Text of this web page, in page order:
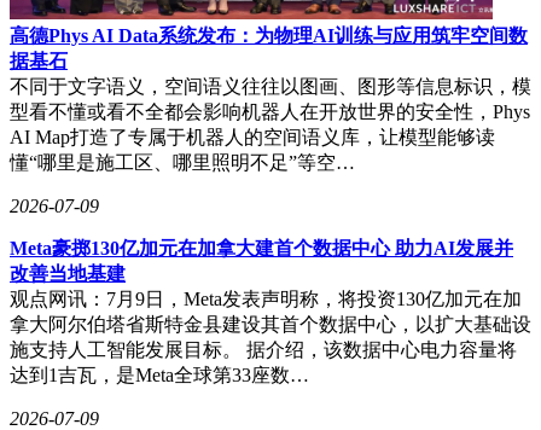
高德Phys AI Data系统发布：为物理AI训练与应用筑牢空间数
据基石
不同于文字语义，空间语义往往以图画、图形等信息标识，模
型看不懂或看不全都会影响机器人在开放世界的安全性，Phys
AI Map打造了专属于机器人的空间语义库，让模型能够读
懂“哪里是施工区、哪里照明不足”等空…
2026-07-09
Meta豪掷130亿加元在加拿大建首个数据中心 助力AI发展并
改善当地基建
观点网讯：7月9日，Meta发表声明称，将投资130亿加元在加
拿大阿尔伯塔省斯特金县建设其首个数据中心，以扩大基础设
施支持人工智能发展目标。 据介绍，该数据中心电力容量将
达到1吉瓦，是Meta全球第33座数…
2026-07-09